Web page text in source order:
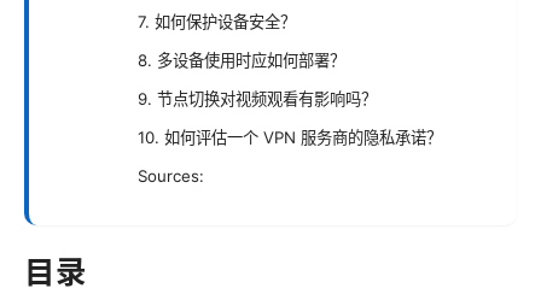
7. 如何保护设备安全？
8. 多设备使用时应如何部署？
9. 节点切换对视频观看有影响吗？
10. 如何评估一个 VPN 服务商的隐私承诺？
Sources:
目录